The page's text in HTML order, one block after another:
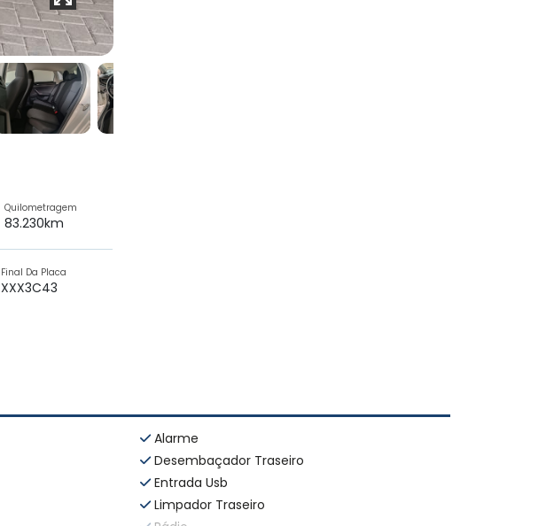
Quilometragem
83.230km
Final Da Placa
XXX3C43
Alarme
Desembaçador Traseiro
Entrada Usb
Limpador Traseiro